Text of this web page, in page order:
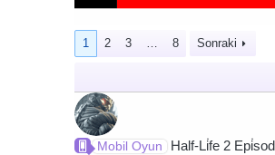
1 2 3 … 8 Sonraki
Mobil Oyun Half-Li̇fe 2